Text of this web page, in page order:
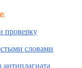
проверку
словами
антиплагиата